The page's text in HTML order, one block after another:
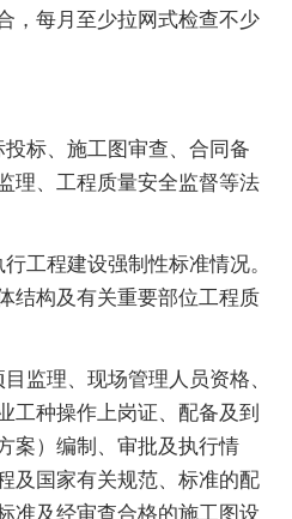
，每月至少拉网式检查不少
标、施工图审查、合同备
理、工程质量安全监督等法
工程建设强制性标准情况。
结构及有关重要部位工程质
监理、现场管理人员资格、
工种操作上岗证、配备及到
案）编制、审批及执行情
及国家有关规范、标准的配
准及经审查合格的施工图设